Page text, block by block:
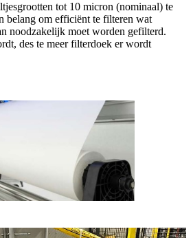
tot 10 micron (nominaal) te
belang om efficiënt te filteren wat
noodzakelijk moet worden gefilterd.
des te meer filterdoek er wordt